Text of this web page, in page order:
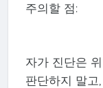
주의할 점:
자가 진단은
판단하지 말고